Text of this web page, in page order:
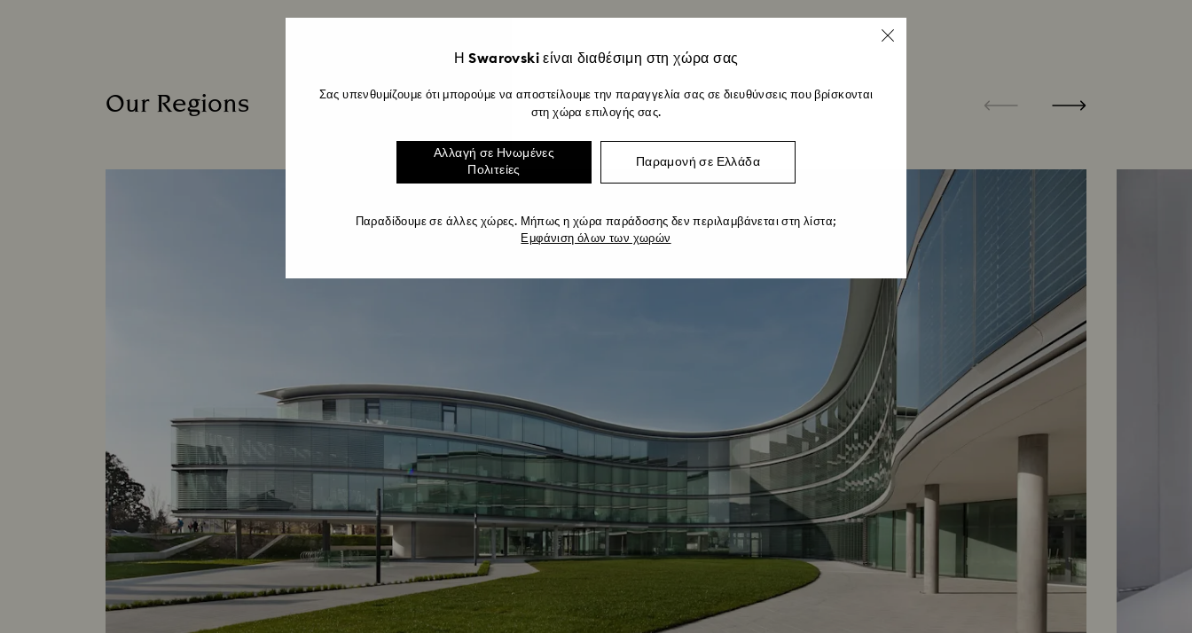
Our Regions
Η Swarovski είναι διαθέσιμη στη χώρα σας
Σας υπενθυμίζουμε ότι μπορούμε να αποστείλουμε την παραγγελία σας σε διευθύνσεις που βρίσκονται
στη χώρα επιλογής σας.
Αλλαγή σε Ηνωμένες
Πολιτείες
Παραμονή σε Ελλάδα
Παραδίδουμε σε άλλες χώρες. Μήπως η χώρα παράδοσης δεν περιλαμβάνεται στη λίστα;
Εμφάνιση όλων των χωρών